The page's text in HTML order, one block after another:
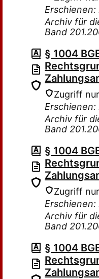
Erschienen:
Archiv für
Band
§ 1004
Zugriff
Erschienen:
Archiv für
Band
§ 1004
Zugriff
Erschienen:
Archiv für
Band
§ 1004